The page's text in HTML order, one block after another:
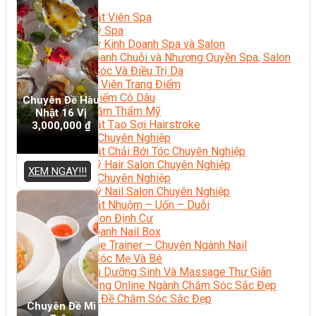
Sắc Đẹp
Kỹ Thuật Viên Spa
Quản Lý Spa
Khởi Sự Kinh Doanh Spa và Salon
Kinh Doanh Chuỗi và Nhượng Quyền Spa, Salon
Chăm Sóc Và Điều Trị Da
Chuyên Viên Trang Điểm
Trang Điểm Cô Dâu
Phun Xăm Thẩm Mỹ
Kỹ Thuật Tạo Sợi Hairstroke
Barber Chuyên Nghiệp
Kỹ Thuật Chải Bới Tóc Chuyên Nghiệp
Quản Lý Hair Salon Chuyên Nghiệp
Nối Mi Chuyên Nghiệp
Quản Lý Nail Salon Chuyên Nghiệp
Kỹ Thuật Nhuộm – Uốn – Duỗi
Nail Salon Định Cư
Kinh Doanh Nail Box
Train The Trainer – Chuyên Ngành Nail
Chăm Sóc Mẹ Và Bé
Gội Đầu Dưỡng Sinh Và Massage Thư Giãn
Marketing Online Ngành Chăm Sóc Sắc Đẹp
Chuyên Đề Chăm Sóc Sắc Đẹp
Âm Nhạc
Chuyên Đề Hàu
Nhật 16 Vị
3,000,000₫
XEM NGAY!!!
Chuyên Đề Mì